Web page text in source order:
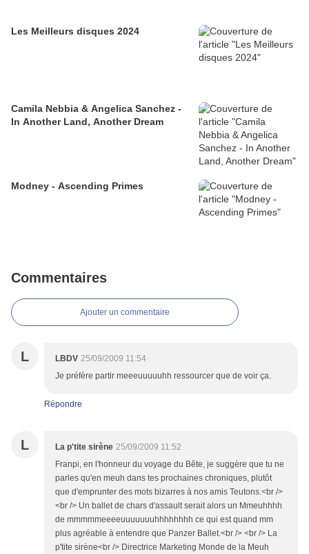
Les Meilleurs disques 2024
Camila Nebbia & Angelica Sanchez -
In Another Land, Another Dream
Modney - Ascending Primes
Commentaires
Ajouter un commentaire
L LBDV 25/09/2009 11:54
Je préfère partir meeeuuuuuhh ressourcer que de voir ça.
Répondre
L La p'tite sirène 25/09/2009 11:52
Franpi, en l'honneur du voyage du Bête, je suggère que tu ne
parles qu'en meuh dans tes prochaines chroniques, plutôt
que d'emprunter des mots bizarres à nos amis Teutons.<br />
<br /> Un ballet de chars d'assault serait alors un Mmeuhhhh
de mmmmmeeeeuuuuuuuhhhhhhhh ce qui est quand mm
plus agréable à entendre que Panzer Ballet.<br /> <br /> La
p'tite sirène<br /> Directrice Marketing Monde de la Meuh